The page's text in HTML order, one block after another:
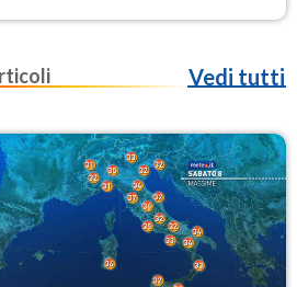
fuori scala per molti
Vedi tutti